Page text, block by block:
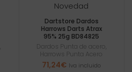
Novedad
Dartstore Dardos
Harrows Darts Atrax
95% 25g BD84825
Dardos Punta de acero
Harrows Punta Acero
71,24€ Iva incluido